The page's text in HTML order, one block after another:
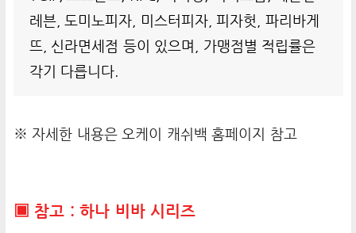
레븐, 도미노피자, 미스터피자, 피자헛, 파리바게
뜨, 신라면세점 등이 있으며, 가맹점별 적립률은
각기 다릅니다.
※ 자세한 내용은 오케이 캐쉬백 홈페이지 참고
▣ 참고 : 하나 비바 시리즈